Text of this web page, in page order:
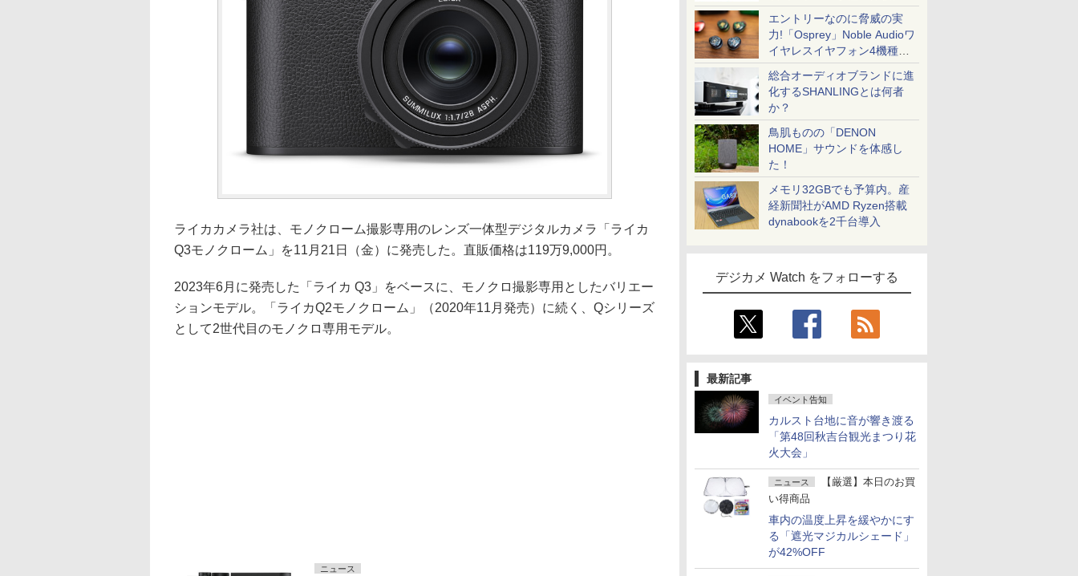
エントリーなのに脅威の実
力!「Osprey」Noble Audioワ
イヤレスイヤフォン4機種を
一気に聴く
総合オーディオブランドに進
化するSHANLINGとは何者
か？
鳥肌ものの「DENON
HOME」サウンドを体感し
た！
メモリ32GBでも予算内。産
経新聞社がAMD Ryzen搭載
dynabookを2千台導入
デジカメ Watch をフォローする
最新記事
イベント告知
カルスト台地に音が響き渡る
「第48回秋吉台観光まつり花
火大会」
ニュース
【厳選】本日のお買
い得商品
車内の温度上昇を緩やかにす
る「遮光マジカルシェード」
が42%OFF
ライカカメラ社は、モノクローム撮影専用のレンズ一体型デジタルカメラ「ライカ
Q3モノクローム」を11月21日（金）に発売した。直販価格は119万9,000円。
2023年6月に発売した「ライカ Q3」をベースに、モノクロ撮影専用としたバリエー
ションモデル。「ライカQ2モノクローム」（2020年11月発売）に続く、Qシリーズ
として2世代目のモノクロ専用モデル。
ニュース